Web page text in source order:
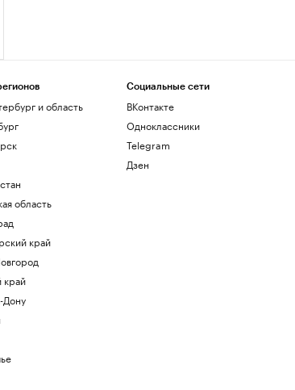
и область
область
край
край
Дону
Социальные сети
ВКонтакте
Одноклассники
Telegram
Дзен